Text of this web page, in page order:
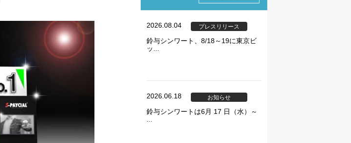
2026.08.04 プレスリリース
鈴与シンワート、8/18～19に東京ビ
ッ...
2026.06.18 お知らせ
鈴与シンワートは6月 17 日（水）～